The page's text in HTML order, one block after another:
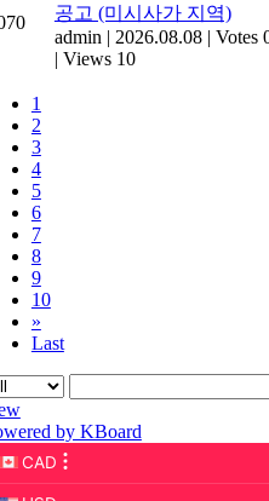
공고 (미시사가 지역)
admin | 2026.08.08 | Votes
| Views 10
1
2
3
4
5
6
7
8
9
10
»
Last
by KBoard